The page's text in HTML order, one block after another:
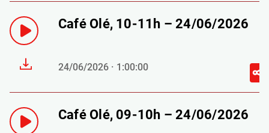
Café Olé, 10-11h – 24/06/2026
24/06/2026 · 1:00:00
Café Olé, 09-10h – 24/06/2026